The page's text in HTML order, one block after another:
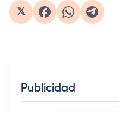
𝕏
Publicidad